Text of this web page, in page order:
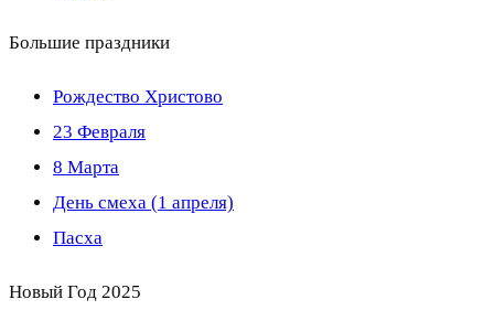
Большие праздники
Рождество Христово
23 Февраля
8 Марта
День смеха (1 апреля)
Пасха
Новый Год 2025